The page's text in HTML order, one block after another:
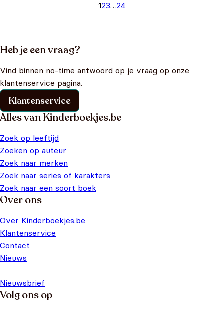
123…24
Heb je een vraag?
Vind binnen no-time antwoord op je vraag op onze
klantenservice pagina.
Klantenservice
Alles van Kinderboekjes.be
Zoek op leeftijd
Zoeken op auteur
Zoek naar merken
Zoek naar series of karakters
Zoek naar een soort boek
Over ons
Over Kinderboekjes.be
Klantenservice
Contact
Nieuws
Nieuwsbrief
Volg ons op